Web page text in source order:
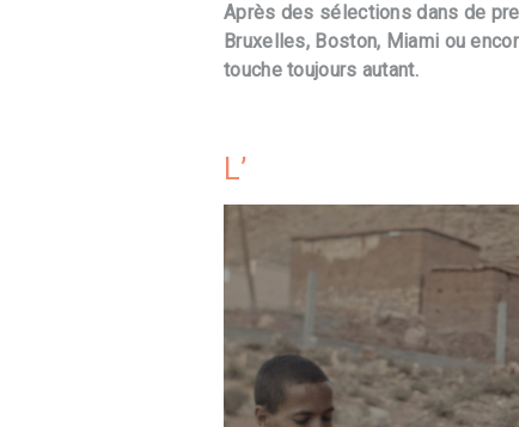
Après des sélections dans de
Bruxelles, Boston, Miami ou
touche toujours autant.
L’